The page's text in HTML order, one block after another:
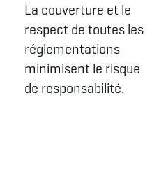
La couverture et le
respect de toutes les
réglementations
minimisent le risque
de responsabilité.